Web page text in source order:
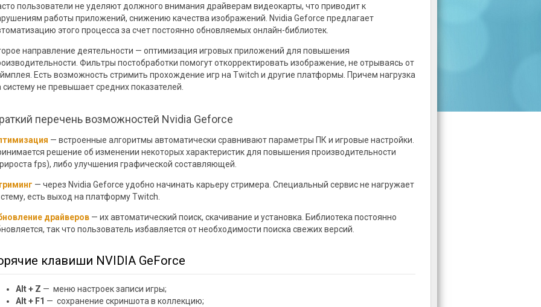
пользователи не уделяют должного внимания драйверам видеокарты, что приводит к
работы приложений, снижению качества изображений. Nvidia Geforce предлагает
этого процесса за счет постоянно обновляемых онлайн-библиотек.
направление деятельности — оптимизация игровых приложений для повышения
Фильтры постобработки помогут откорректировать изображение, не отрываясь от
Есть возможность стримить прохождение игр на Twitch и другие платформы. Причем нагрузка
систему не превышает средних показателей.
перечень возможностей Nvidia Geforce
— встроенные алгоритмы автоматически сравнивают параметры ПК и игровые настройки.
решение об изменении некоторых характеристик для повышения производительности
fps), либо улучшения графической составляющей.
— через Nvidia Geforce удобно начинать карьеру стримера. Специальный сервис не нагружает
есть выход на платформу Twitch.
драйверов — их автоматический поиск, скачивание и установка. Библиотека постоянно
так что пользователь избавляется от необходимости поиска свежих версий.
клавиши NVIDIA GeForce
Alt + Z — меню настроек записи игры;
Alt + F1 — сохранение скриншота в коллекцию;